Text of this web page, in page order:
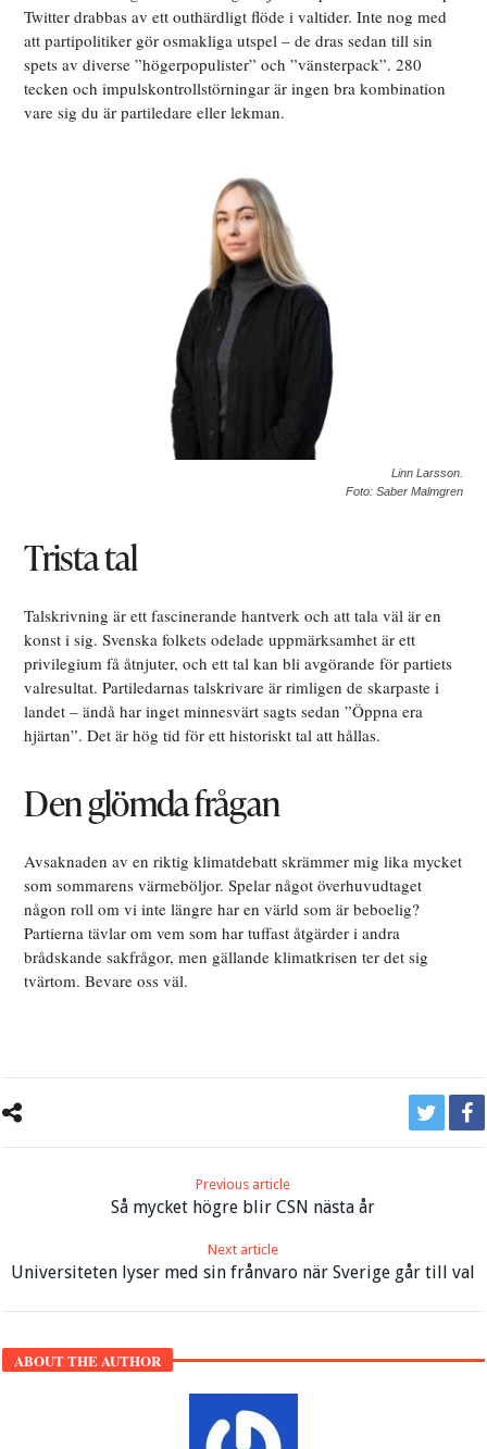
Twitter drabbas av ett outhärdligt flöde i valtider. Inte nog med
att partipolitiker gör osmakliga utspel – de dras sedan till sin
spets av diverse ”högerpopulister” och ”vänsterpack”. 280
tecken och impulskontrollstörningar är ingen bra kombination
vare sig du är partiledare eller lekman.
Linn Larsson.
Foto: Saber Malmgren
Trista tal
Talskrivning är ett fascinerande hantverk och att tala väl är en
konst i sig. Svenska folkets odelade uppmärksamhet är ett
privilegium få åtnjuter, och ett tal kan bli avgörande för partiets
valresultat. Partiledarnas talskrivare är rimligen de skarpaste i
landet – ändå har inget minnesvärt sagts sedan ”Öppna era
hjärtan”. Det är hög tid för ett historiskt tal att hållas.
Den glömda frågan
Avsaknaden av en riktig klimatdebatt skrämmer mig lika mycket
som sommarens värmeböljor. Spelar något överhuvudtaget
någon roll om vi inte längre har en värld som är beboelig?
Partierna tävlar om vem som har tuffast åtgärder i andra
brådskande sakfrågor, men gällande klimatkrisen ter det sig
tvärtom. Bevare oss väl.
Previous article
Så mycket högre blir CSN nästa år
Next article
Universiteten lyser med sin frånvaro när Sverige går till val
ABOUT THE AUTHOR